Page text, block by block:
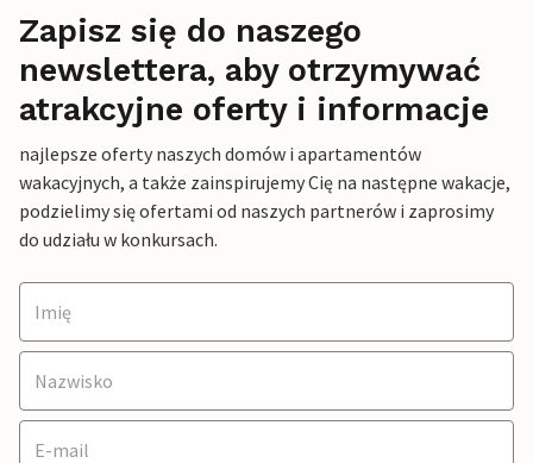
Zapisz się do naszego
newslettera, aby otrzymywać
atrakcyjne oferty i informacje
najlepsze oferty naszych domów i apartamentów
wakacyjnych, a także zainspirujemy Cię na następne wakacje,
podzielimy się ofertami od naszych partnerów i zaprosimy
do udziału w konkursach.